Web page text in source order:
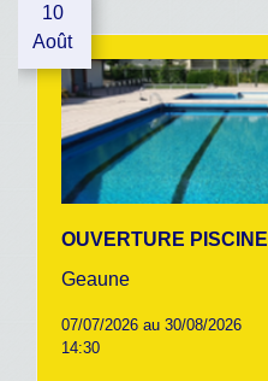
10
Août
OUVERTURE PISCINE
Geaune
07/07/2026 au 30/08/2026
14:30